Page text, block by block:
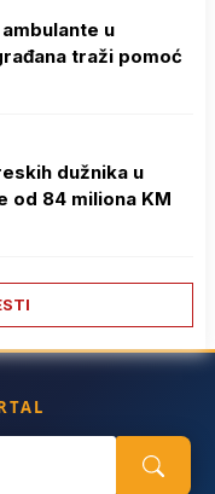
u
traži pomoć
dužnika u
od 84 miliona KM